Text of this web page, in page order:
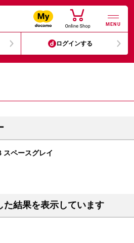
MENU
ログインする
ペースグレイ
た結果を表示しています